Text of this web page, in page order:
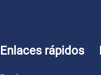
Enlaces rápidos